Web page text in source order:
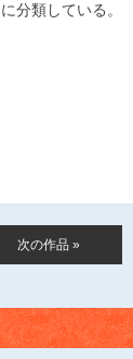
分類している。
次の作品 »